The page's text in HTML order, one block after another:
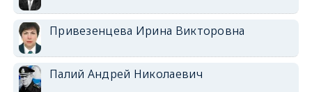
Привезенцева Ирина Викторовна
Палий Андрей Николаевич